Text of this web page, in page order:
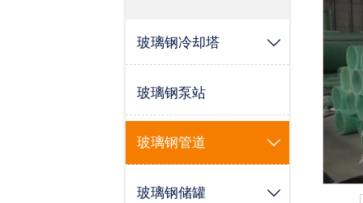
玻璃钢冷却塔 
玻璃钢泵站
玻璃钢管道 
玻璃钢储罐 